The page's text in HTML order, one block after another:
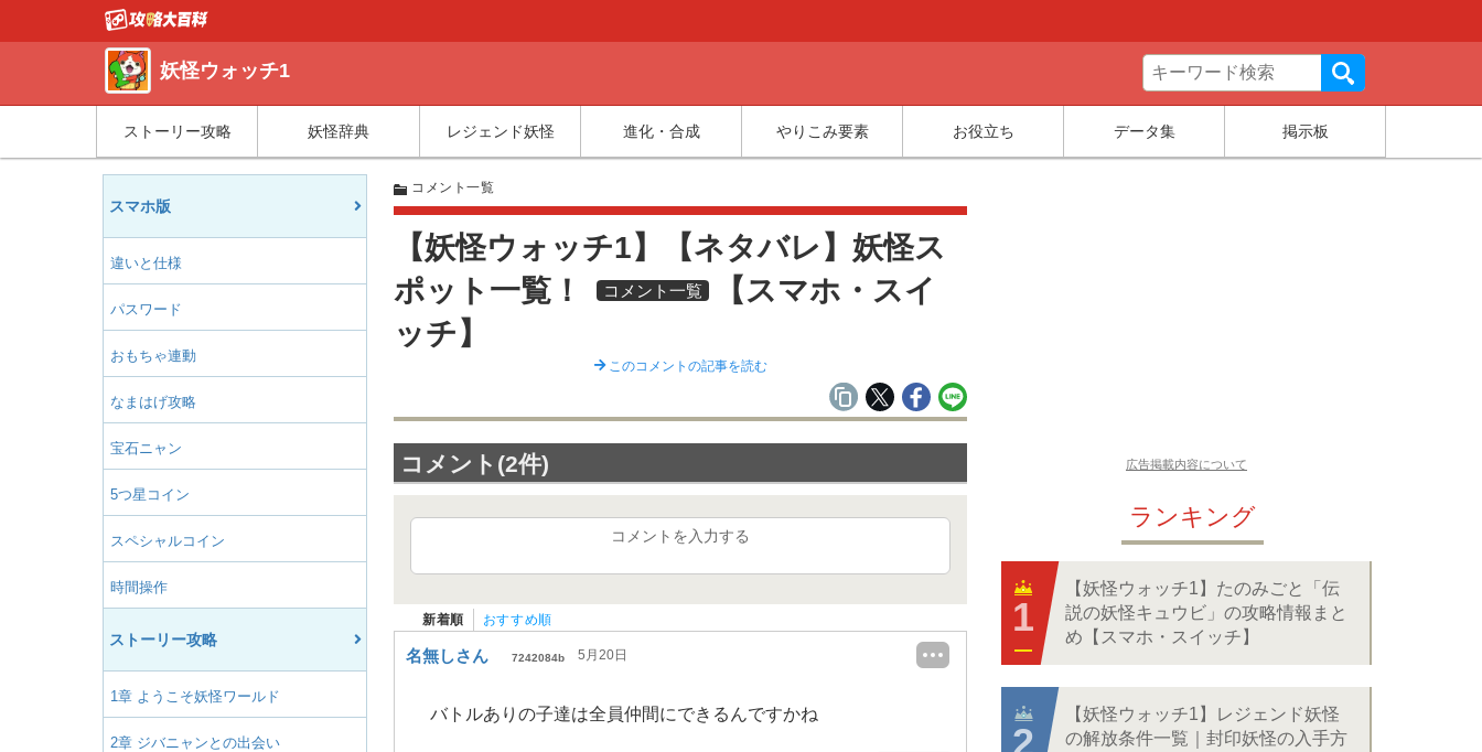
妖怪ウォッチ1
ストーリー攻略 妖怪辞典 レジェンド妖怪 進化・合成 やりこみ要素 お役立ち データ集 掲示板
スマホ版
違いと仕様
パスワード
おもちゃ連動
なまはげ攻略
宝石ニャン
5つ星コイン
スペシャルコイン
時間操作
ストーリー攻略
1章 ようこそ妖怪ワールド
2章 ジバニャンとの出会い
コメント一覧
【妖怪ウォッチ1】【ネタバレ】妖怪ス
ポット一覧！
コメント一覧
【スマホ・スイ
ッチ】
このコメントの記事を読む
コメント(2件)
コメントを入力する
新着順 おすすめ順
名無しさん 7242084b 5月20日
バトルありの子達は全員仲間にできるんですかね
広告掲載内容について
ランキング
【妖怪ウォッチ1】たのみごと「伝
説の妖怪キュウビ」の攻略情報まと
め【スマホ・スイッチ】
【妖怪ウォッチ1】レジェンド妖怪
の解放条件一覧｜封印妖怪の入手方